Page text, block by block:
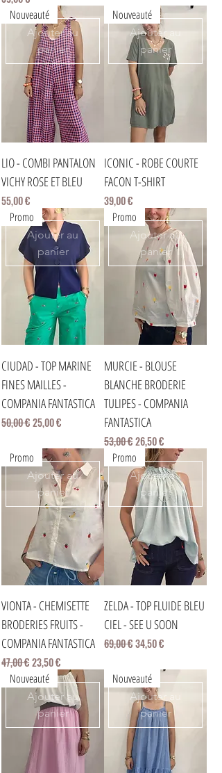
Ajouter au
panier
Nouveauté
LIO - COMBI PANTALON
VICHY ROSE ET BLEU
Prix
55,00 €
Ajouter au
panier
Nouveauté
ICONIC - ROBE COURTE
FACON T-SHIRT
Prix
39,00 €
Ajouter au
panier
Promo
CIUDAD - TOP MARINE
FINES MAILLES -
COMPANIA FANTASTICA
Prix original
50,00 €Prix promotionnel
25,00 €
Ajouter au
panier
Promo
MURCIE - BLOUSE
BLANCHE BRODERIE
TULIPES - COMPANIA
FANTASTICA
Prix original
53,00 €Prix promotionnel
26,50 €
Ajouter au
panier
Promo
VIONTA - CHEMISETTE
BRODERIES FRUITS -
COMPANIA FANTASTICA
Prix original
47,00 €Prix promotionnel
23,50 €
Ajouter au
panier
Promo
ZELDA - TOP FLUIDE BLEU
CIEL - SEE U SOON
Prix original
69,00 €Prix promotionnel
34,50 €
Ajouter au
panier
Nouveauté
Ajouter au
panier
Nouveauté